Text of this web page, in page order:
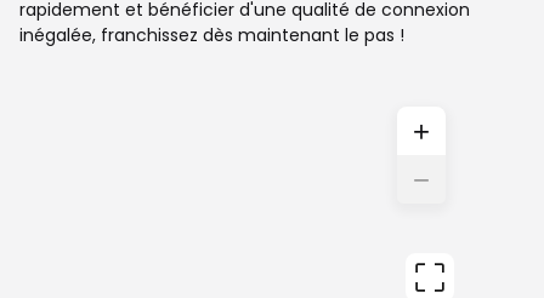
rapidement et bénéficier d'une qualité de connexion
inégalée, franchissez dès maintenant le pas !
+
−